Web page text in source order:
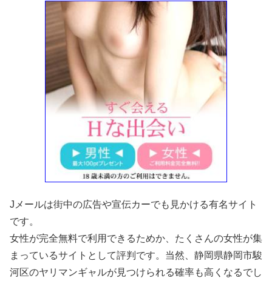
Jメールは街中の広告や宣伝カーでも見かける有名サイト
です。
女性が完全無料で利用できるためか、たくさんの女性が集
まっているサイトとして評判です。当然、静岡県静岡市駿
河区のヤリマンギャルが見つけられる確率も高くなるでし